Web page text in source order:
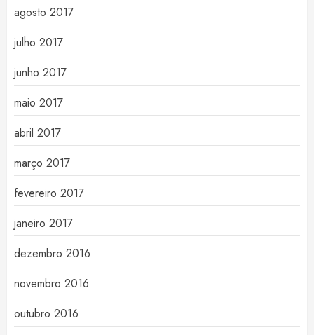
agosto 2017
julho 2017
junho 2017
maio 2017
abril 2017
março 2017
fevereiro 2017
janeiro 2017
dezembro 2016
novembro 2016
outubro 2016